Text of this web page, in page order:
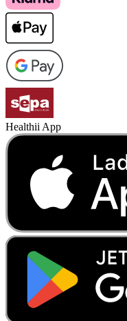
Healthii App